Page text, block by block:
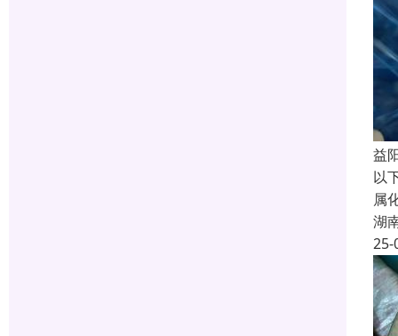
益
以
属
湖
25-